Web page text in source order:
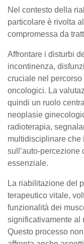
Nel contesto della
particolare è rivolta
compromessa da
Affrontare i disturbi
incontinenza,
cruciale nel
oncologici. La
quindi un ruolo
neoplasie
radioterapia,
multidisciplinare che
sull’auto-percezione
essenziale.
La riabilitazione del
terapeutico vitale,
funzionalità dei
significativamente al
Questo processo